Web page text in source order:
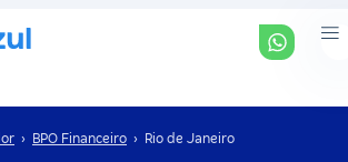
› BPO Financeiro › Rio de Janeiro